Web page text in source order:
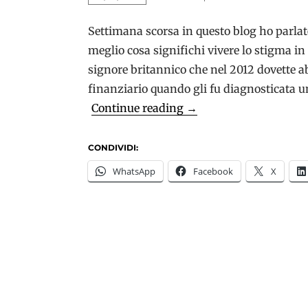
Settimana scorsa in questo blog ho
meglio cosa significhi vivere lo stigma
signore britannico che nel 2012 dovette
finanziario quando gli fu diagnosticata
Continue reading Demenza
si
racconta
→
CONDIVIDI:
WhatsApp Facebook X